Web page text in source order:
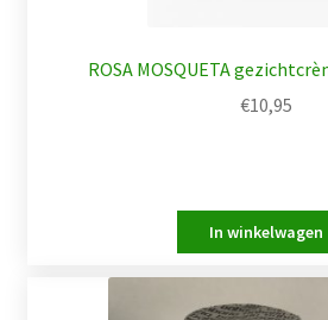
ROSA MOSQUETA
€10,95